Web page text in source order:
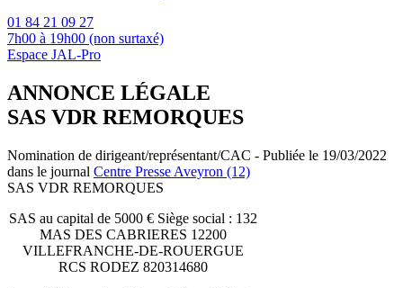
01 84 21 09 27
7h00 à 19h00 (non surtaxé)
Espace JAL-Pro
ANNONCE LÉGALE
SAS VDR REMORQUES
Nomination de dirigeant/représentant/CAC - Publiée le 19/03/2022
dans le journal Centre Presse Aveyron (12)
SAS VDR REMORQUES
SAS au capital de 5000 € Siège social : 132
MAS DES CABRIERES 12200
VILLEFRANCHE-DE-ROUERGUE
RCS RODEZ 820314680